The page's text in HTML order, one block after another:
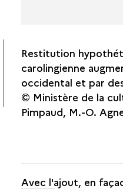
Restitution
carolingienne
occidental et par
© Ministère de la
Pimpaud, M.-O.
Avec l'ajout, en